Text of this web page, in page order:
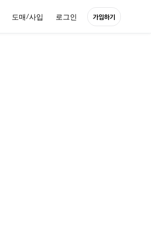
도매/사입 로그인 가입하기